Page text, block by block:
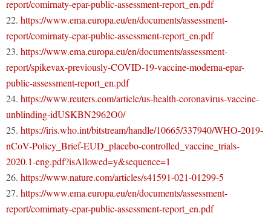
report/comirnaty-epar-public-assessment-report_en.pdf
22. https://www.ema.europa.eu/en/documents/assessment-
report/comirnaty-epar-public-assessment-report_en.pdf
23. https://www.ema.europa.eu/en/documents/assessment-
report/spikevax-previously-COVID-19-vaccine-moderna-epar-
public-assessment-report_en.pdf
24. https://www.reuters.com/article/us-health-coronavirus-vaccine-
unblinding-idUSKBN2962O0/
25. https://iris.who.int/bitstream/handle/10665/337940/WHO-2019-
nCoV-Policy_Brief-EUD_placebo-controlled_vaccine_trials-
2020.1-eng.pdf?isAllowed=y&sequence=1
26. https://www.nature.com/articles/s41591-021-01299-5
27. https://www.ema.europa.eu/en/documents/assessment-
report/comirnaty-epar-public-assessment-report_en.pdf